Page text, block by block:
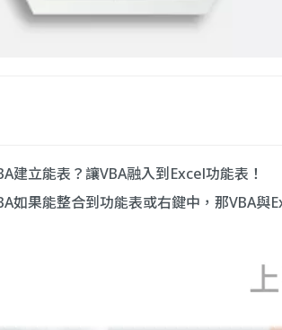
建立能表？讓VBA融入到Excel功能表！
如果能整合到功能表或右鍵中，那VBA